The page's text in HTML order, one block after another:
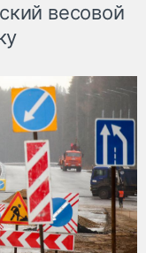
весовой